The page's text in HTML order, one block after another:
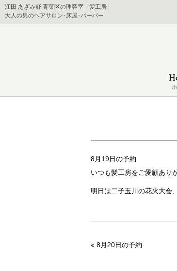
江田 あざみ野 青葉区の理容室「髪工房」
大人の男のヘアサロン･床屋･バーバー
8月19日の予約
いつも髪工房をご愛顧あり
明日は二子玉川の花火大会
« 8月20日の予約